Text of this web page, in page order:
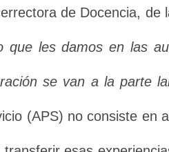
de Docencia,
que les damos en las
se van a la parte
(APS) no consiste en